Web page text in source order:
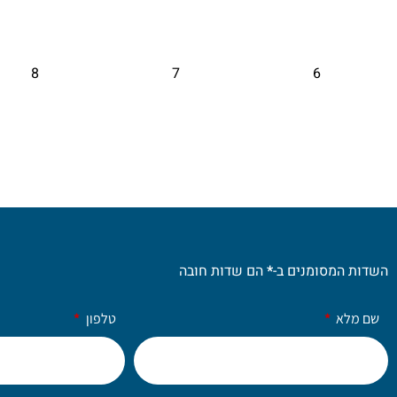
6
7
8
השדות המסומנים ב-*הם שדות חובה
שם מלא טלפון